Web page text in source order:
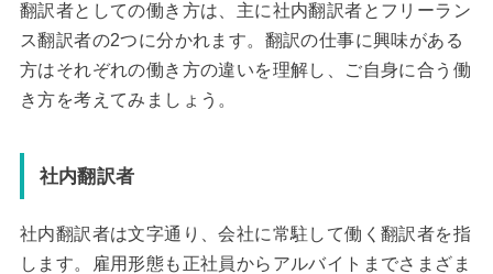
翻訳者としての働き方は、主に社内翻訳者とフリーラン
ス翻訳者の2つに分かれます。翻訳の仕事に興味がある
方はそれぞれの働き方の違いを理解し、ご自身に合う働
き方を考えてみましょう。
社内翻訳者
社内翻訳者は文字通り、会社に常駐して働く翻訳者を指
します。雇用形態も正社員からアルバイトまでさまざま